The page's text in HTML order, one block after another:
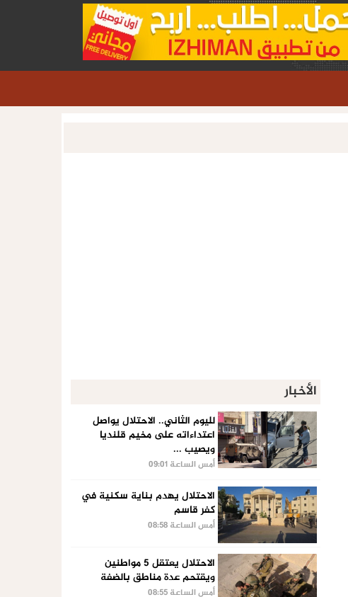
الأخبار
لليوم الثاني.. الاحتلال يواصل
اعتداءاته على مخيم قلنديا
ويصيب ...
أمس الساعة 09:01
الاحتلال يهدم بناية سكنية في
كفر قاسم
أمس الساعة 08:58
الاحتلال يعتقل 5 مواطنين
ويقتحم عدة مناطق بالضفة
أمس الساعة 08:55